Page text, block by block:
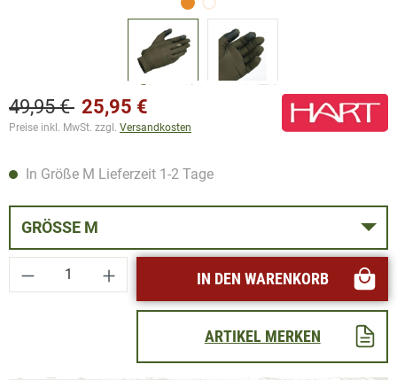
49,95 € 25,95 €
Preise inkl. MwSt. zzgl. Versandkosten
In Größe M Lieferzeit 1-2 Tage
GRÖSSE M
Produkt Anzahl: Gib den gewünschten
IN DEN WARENKORB
ARTIKEL MERKEN